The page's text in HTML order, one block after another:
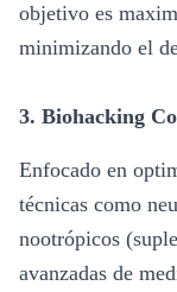
objetivo es
minimizando el
3. Biohacking
Enfocado en
técnicas como
nootrópicos
avanzadas de